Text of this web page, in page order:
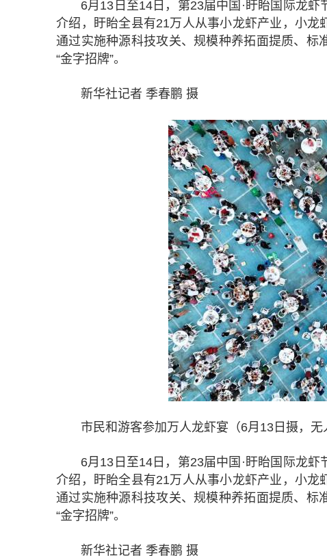
6月13日至14日，第23届中国·盱眙国际龙
介绍，盱眙全县有21万人从事小龙虾产业，小
通过实施种源科技攻关、规模种养拓面提质、标
“金字招牌”。
新华社记者 季春鹏 摄
市民和游客参加万人龙虾宴（6月13日摄，无
6月13日至14日，第23届中国·盱眙国际龙
介绍，盱眙全县有21万人从事小龙虾产业，小
通过实施种源科技攻关、规模种养拓面提质、标
“金字招牌”。
新华社记者 季春鹏 摄